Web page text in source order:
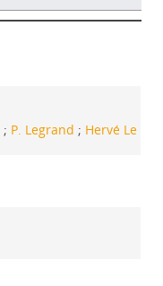
; P. Legrand ; Hervé Le